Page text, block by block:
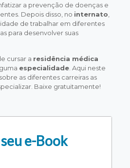
a prevenção de doenças e
Depois disso, no internato
de trabalhar em diferentes
para desenvolver suas
cursar a residência médica
especialidade. Aqui neste
as diferentes carreiras as
Baixe gratuitamente!
e-Book